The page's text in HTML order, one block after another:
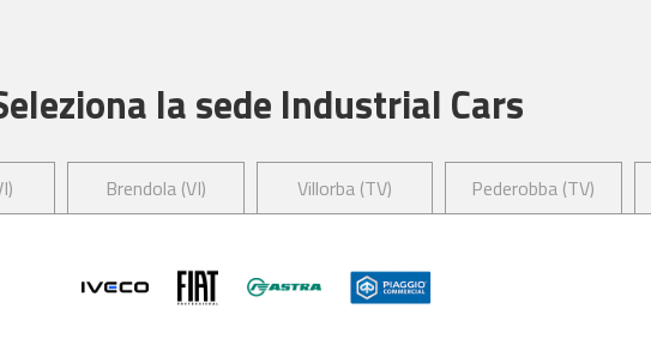
la sede Industrial Cars
Brendola (VI) Villorba (TV) Pederobba (TV)